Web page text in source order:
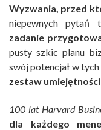
Wyzwania, przed
niepewnych pytań
zadanie
pusty szkic planu
swój potencjał w
zestaw
100 lat Harvard
dla każdego